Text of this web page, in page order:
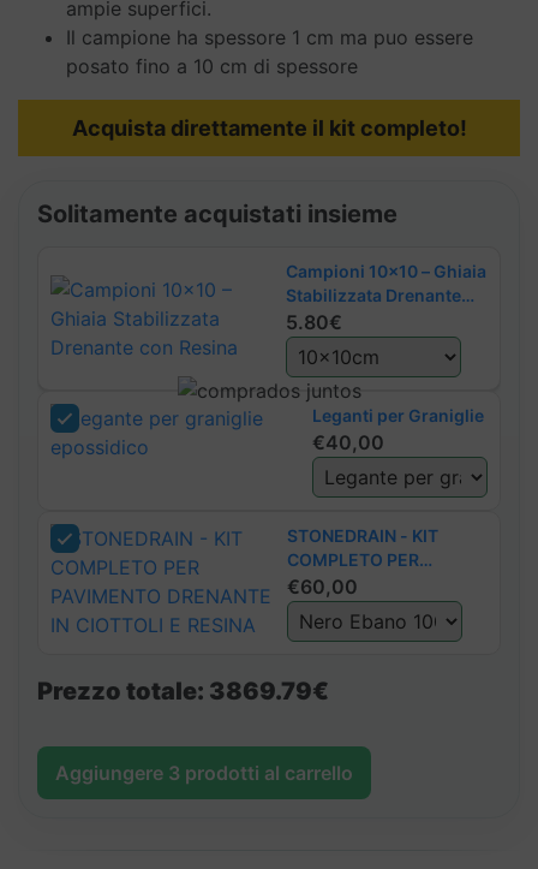
ampie superfici.
Il campione ha spessore 1 cm ma puo essere
posato fino a 10 cm di spessore
Acquista direttamente il kit completo!
Solitamente acquistati insieme
Campioni 10x10 – Ghiaia
Stabilizzata Drenante
con Resina
5.80€
Leganti per Graniglie
€40,00
STONEDRAIN - KIT
COMPLETO PER
PAVIMENTO DRENANTE
IN CIOTTOLI E RESINA
€60,00
Prezzo totale: 3869.79€
Aggiungere 3 prodotti al carrello